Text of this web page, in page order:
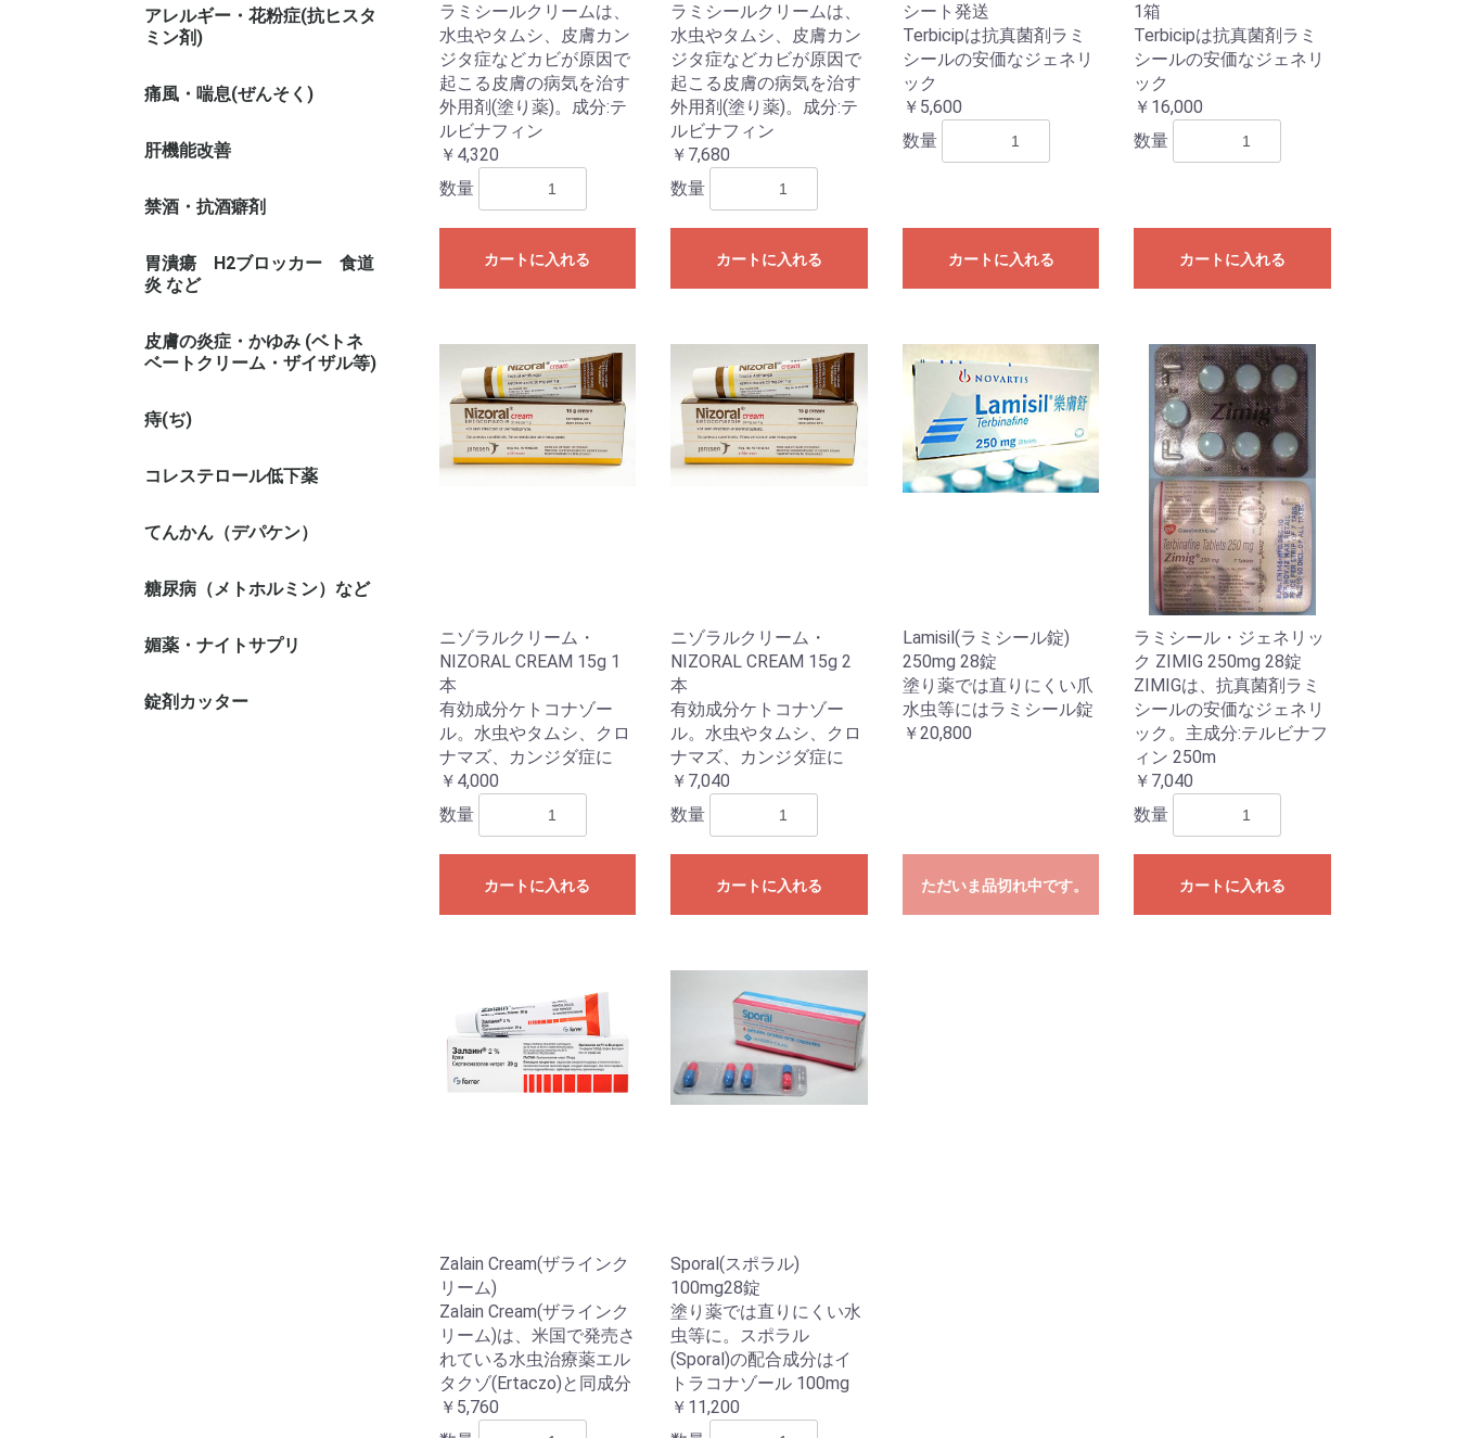
アレルギー・花粉症(抗ヒスタ
ミン剤)
痛風・喘息(ぜんそく)
肝機能改善
禁酒・抗酒癖剤
胃潰瘍 H2ブロッカー 食道
炎 など
皮膚の炎症・かゆみ (ベトネ
ベートクリーム・ザイザル等)
痔(ぢ)
コレステロール低下薬
てんかん（デパケン）
糖尿病（メトホルミン）など
媚薬・ナイトサプリ
錠剤カッター
ラミシールクリームは、
水虫やタムシ、皮膚カン
ジタ症などカビが原因で
起こる皮膚の病気を治す
外用剤(塗り薬)。成分:テ
ルビナフィン
￥4,320
数量
カートに入れる
ラミシールクリームは、
水虫やタムシ、皮膚カン
ジタ症などカビが原因で
起こる皮膚の病気を治す
外用剤(塗り薬)。成分:テ
ルビナフィン
￥7,680
数量
カートに入れる
シート発送
Terbicipは抗真菌剤ラミ
シールの安価なジェネリ
ック
￥5,600
数量
カートに入れる
1箱
Terbicipは抗真菌剤ラミ
シールの安価なジェネリ
ック
￥16,000
数量
カートに入れる
ニゾラルクリーム・
NIZORAL CREAM 15g 1
本
有効成分ケトコナゾー
ル。水虫やタムシ、クロ
ナマズ、カンジダ症に
￥4,000
数量
カートに入れる
ニゾラルクリーム・
NIZORAL CREAM 15g 2
本
有効成分ケトコナゾー
ル。水虫やタムシ、クロ
ナマズ、カンジダ症に
￥7,040
数量
カートに入れる
Lamisil(ラミシール錠)
250mg 28錠
塗り薬では直りにくい爪
水虫等にはラミシール錠
￥20,800
ただいま品切れ中です。
ラミシール・ジェネリッ
ク ZIMIG 250mg 28錠
ZIMIGは、抗真菌剤ラミ
シールの安価なジェネリ
ック。主成分:テルビナフ
ィン 250m
￥7,040
数量
カートに入れる
Zalain Cream(ザラインク
リーム)
Zalain Cream(ザラインク
リーム)は、米国で発売さ
れている水虫治療薬エル
タクゾ(Ertaczo)と同成分
￥5,760
Sporal(スポラル)
100mg28錠
塗り薬では直りにくい水
虫等に。スポラル
(Sporal)の配合成分はイ
トラコナゾール 100mg
￥11,200
お買い物を続ける カートへ進む